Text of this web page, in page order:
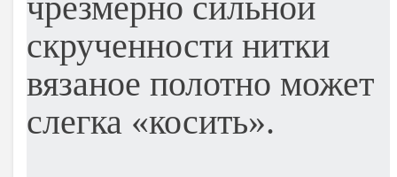
скрученности нитки
вязаное полотно может
слегка «косить».